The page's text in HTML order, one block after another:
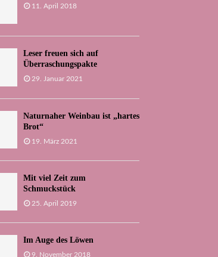
11. April 2018
Leser freuen sich auf
Überraschungspakte
29. Januar 2021
Naturnaher Weinbau ist „hartes
Brot“
19. März 2021
Mit viel Zeit zum
Schmuckstück
25. April 2019
Im Auge des Löwen
9. November 2018